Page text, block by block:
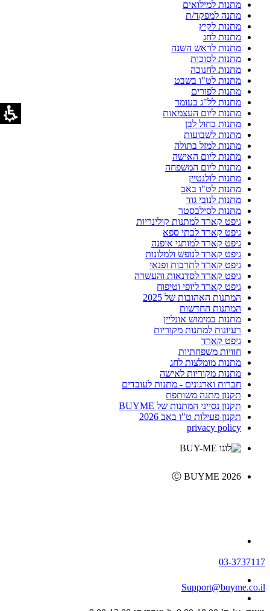
מתנות למילואים
מתנה למפקד/ת
מתנות לקיץ
מתנות לחג
מתנות לראש השנה
מתנות לסוכות
מתנות לחנוכה
מתנות לט"ו בשבט
מתנות לפורים
מתנות לל"ג בעומר
מתנות ליום העצמאות
מתנות כחול לבן
מתנות לשבועות
מתנות למזל בתולה
מתנות ליום האישה
מתנות ליום המשפחה
מתנות לולנטיין
מתנות לט"ו באב
מתנות לנובי גוד
מתנות לסילבסטר
גיפט קארד למתנות קולינריות
גיפט קארד לבתי ספא
גיפט קארד למותגי אופנה
גיפט קארד לנופש ולמלונות
גיפט קארד לתרבות ופנאי
גיפט קארד לסדנאות והעשרה
גיפט קארד ליופי וטיפוח
המתנות האהובות של 2025
המתנות החדשות
מתנות במימוש אונליין
רעיונות למתנות מקוריות
גיפט קארד
חוויות משפחתיות
מתנות מומלצות לחג
מתנות מקוריות לאישה
חברות וארגונים - מתנות לעובדים
תקנון מתנה משותפת
תקנון נסייני המתנות של BUYME
תקנון פעילות ט"ו באב 2026
privacy policy
Ⓒ BUYME 2026
03-3737117
Support@buyme.co.il